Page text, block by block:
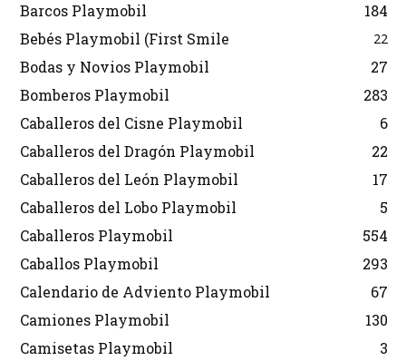
Barcos Playmobil
184
Bebés Playmobil (First Smile
22
Bodas y Novios Playmobil
27
Bomberos Playmobil
283
Caballeros del Cisne Playmobil
6
Caballeros del Dragón Playmobil
22
Caballeros del León Playmobil
17
Caballeros del Lobo Playmobil
5
Caballeros Playmobil
554
Caballos Playmobil
293
Calendario de Adviento Playmobil
67
Camiones Playmobil
130
Camisetas Playmobil
3